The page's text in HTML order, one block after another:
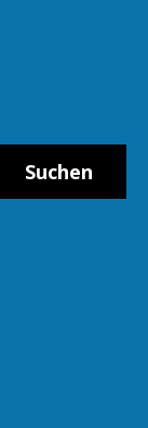
Suchen